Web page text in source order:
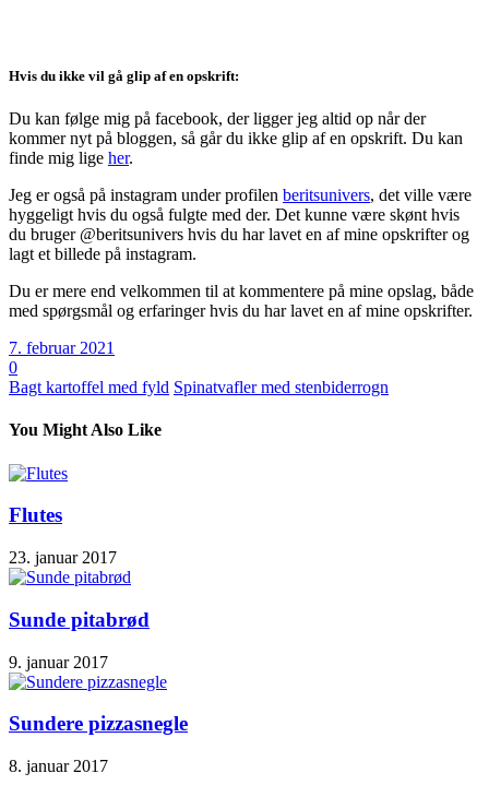
Hvis du ikke vil gå glip af en opskrift:
Du kan følge mig på facebook, der ligger jeg altid op når der
kommer nyt på bloggen, så går du ikke glip af en opskrift. Du kan
finde mig lige her.
Jeg er også på instagram under profilen beritsunivers, det ville være
hyggeligt hvis du også fulgte med der. Det kunne være skønt hvis
du bruger @beritsunivers hvis du har lavet en af mine opskrifter og
lagt et billede på instagram.
Du er mere end velkommen til at kommentere på mine opslag, både
med spørgsmål og erfaringer hvis du har lavet en af mine opskrifter.
7. februar 2021
0
Bagt kartoffel med fyld Spinatvafler med stenbiderrogn
You Might Also Like
Flutes
23. januar 2017
Sunde pitabrød
9. januar 2017
Sundere pizzasnegle
8. januar 2017